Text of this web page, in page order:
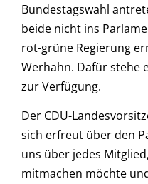
Bundestagswahl
beide nicht ins
rot-grüne Regierung
Werhahn. Dafür stehe
zur Verfügung.
Der CDU-
sich erfreut über den
uns über jedes
mitmachen möchte